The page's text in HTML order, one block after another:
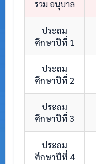
รวม อนุบาล
ประถม
ศึกษาปีที่ 1
ประถม
ศึกษาปีที่ 2
ประถม
ศึกษาปีที่ 3
ประถม
ศึกษาปีที่ 4